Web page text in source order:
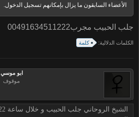
الأعضاء السابقون ما يزال بإمكانهم تسجيل الدخول.
جلب الحبيب مجرب00491634511222
الكلمات الدلالية: كلمة
ابو موسي
موقوف